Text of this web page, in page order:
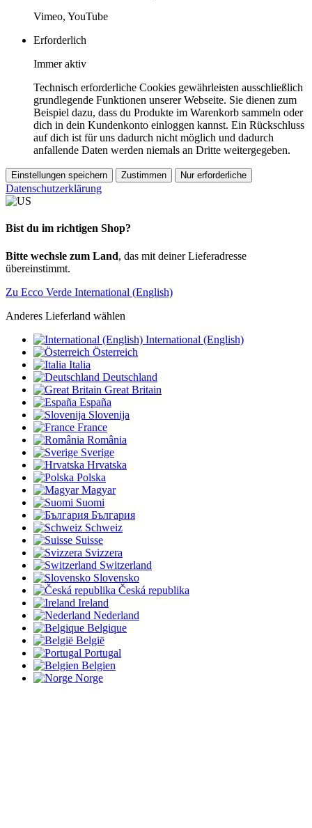
Vimeo, YouTube
Erforderlich
Immer aktiv
Technisch erforderliche Cookies gewährleisten ausschließlich
grundlegende Funktionen unserer Webseite. Sie dienen zum
Beispiel dazu, dass du Produkte im Warenkorb sammeln oder
dich in dein Kundenkonto einloggen kannst. Ein Rückschluss
auf dich ist für uns dadurch nicht möglich und dadurch
anfallende Daten werden niemals an Dritte weitergegeben.
Einstellungen speichern Zustimmen Nur erforderliche
Datenschutzerklärung
Bist du im richtigen Shop?
Bitte wechsle zum Land, das mit deiner Lieferadresse
übereinstimmt.
Zu Ecco Verde International (English)
Anderes Lieferland wählen
International (English)
Österreich
Italia
Deutschland
Great Britain
España
Slovenija
France
România
Sverige
Hrvatska
Polska
Magyar
Suomi
България
Schweiz
Suisse
Svizzera
Switzerland
Slovensko
Česká republika
Ireland
Nederland
Belgique
België
Portugal
Belgien
Norge